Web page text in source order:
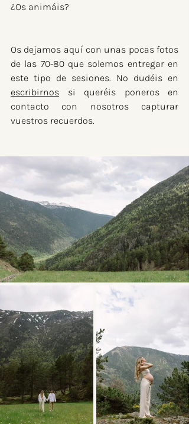
¿Os animáis?
Os dejamos aquí con unas pocas fotos
de las 70-80 que solemos entregar en
escribirnos si queréis poneros en
contacto con nosotros capturar
vuestros recuerdos.